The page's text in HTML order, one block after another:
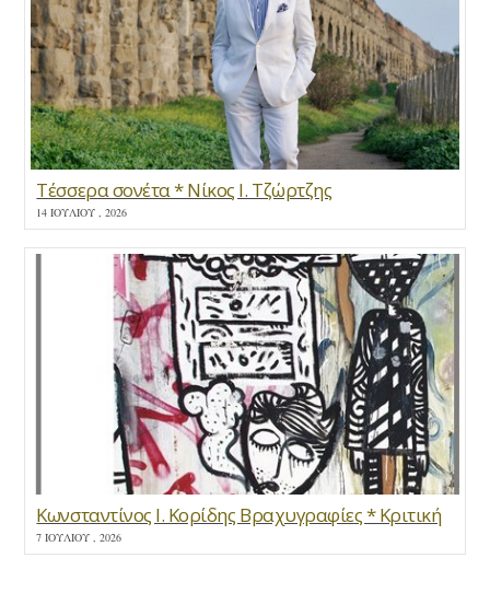
Τέσσερα σονέτα * Νίκος Ι. Τζώρτζης
14 ΙΟΥΛΊΟΥ , 2026
Κωνσταντίνος Ι. Κορίδης Βραχυγραφίες * Κριτική
7 ΙΟΥΛΊΟΥ , 2026